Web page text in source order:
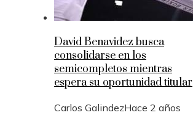
David Benavidez busca
consolidarse en los
semicompletos mientras
espera su oportunidad titular
Carlos GalindezHace 2 años